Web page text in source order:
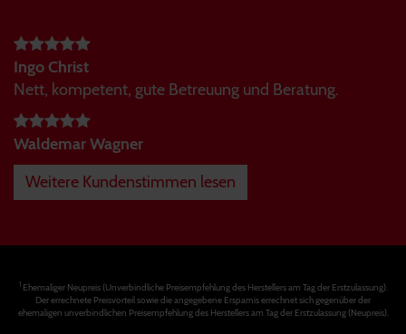
Ingo Christ
Nett, kompetent, gute Betreuung und Beratung.
Waldemar Wagner
Weitere Kundenstimmen lesen
1Ehemaliger Neupreis (Unverbindliche Preisempfehlung des Herstellers am Tag der Erstzulassung).
Der errechnete Preisvorteil sowie die angegebene Ersparnis errechnet sich gegenüber der
ehemaligen unverbindlichen Preisempfehlung des Herstellers am Tag der Erstzulassung (Neupreis).